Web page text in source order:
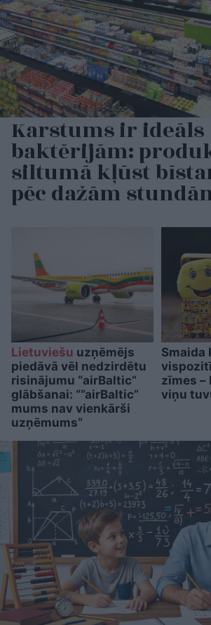
Karstums ir ideāls
baktērijām:
siltumā kļūst
pēc dažām
Lietuviešu uzņēmējs
piedāvā vēl nedzirdētu
risinājumu “airBaltic”
glābšanai: “”airBaltic”
mums nav vienkārši
uzņēmums”
Smaida
zīmes –
viņu